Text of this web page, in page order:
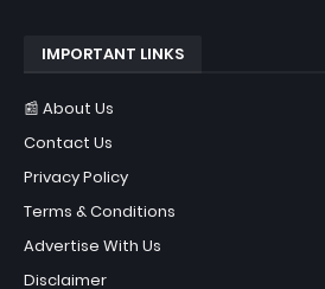
IMPORTANT LINKS
📰 About Us
Contact Us
Privacy Policy
Terms & Conditions
Advertise With Us
Disclaimer